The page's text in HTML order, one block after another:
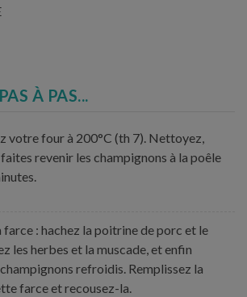
À PAS...
votre four à 200°C (th 7). Nettoyez,
revenir les champignons à la poêle
farce : hachez la poitrine de porc et le
les herbes et la muscade, et enfin
refroidis. Remplissez la
farce et recousez-la.